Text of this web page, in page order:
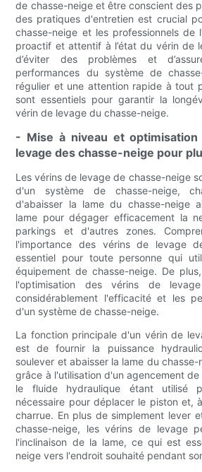
de chasse-neige et être conscient des
des pratiques d'entretien est crucial
chasse-neige et les professionnels de
proactif et attentif à l’état du vérin de
d’éviter des problèmes et
performances du système de
régulier et une attention rapide à tout
sont essentiels pour garantir la
vérin de levage du chasse-neige.
- Mise à niveau et
levage des chasse-neige pour
Les vérins de levage de chasse-neige
d'un système de chasse-neige,
d'abaisser la lame du chasse-neige
lame pour dégager efficacement la
parkings et d'autres zones.
l'importance des vérins de levage
essentiel pour toute personne qui
équipement de chasse-neige. De
l'optimisation des vérins de
considérablement l'efficacité et les
d'un système de chasse-neige.
La fonction principale d'un vérin de
est de fournir la puissance
soulever et abaisser la lame du
grâce à l'utilisation d'un agencement
le fluide hydraulique étant utilisé
nécessaire pour déplacer le piston et,
charrue. En plus de simplement lever
chasse-neige, les vérins de levage
l'inclinaison de la lame, ce qui est
neige vers l'endroit souhaité pendant